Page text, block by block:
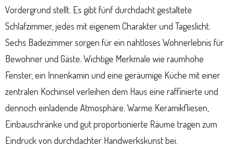
Vordergrund stellt. Es gibt fünf durchdacht gestaltete
Schlafzimmer, jedes mit eigenem Charakter und Tageslicht.
Sechs Badezimmer sorgen für ein nahtloses Wohnerlebnis für
Bewohner und Gäste. Wichtige Merkmale wie raumhohe
Fenster, ein Innenkamin und eine geräumige Küche mit einer
zentralen Kochinsel verleihen dem Haus eine raffinierte und
dennoch einladende Atmosphäre. Warme Keramikfliesen,
Einbauschränke und gut proportionierte Räume tragen zum
Eindruck von durchdachter Handwerkskunst bei.